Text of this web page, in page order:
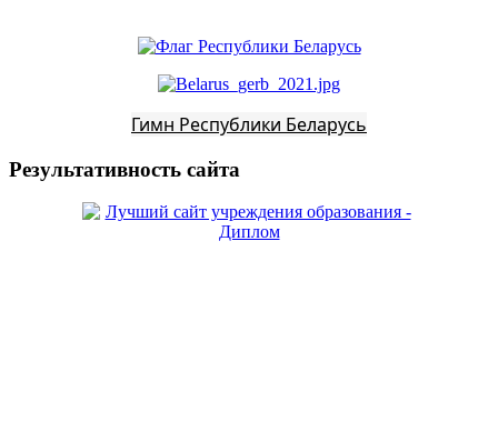
Гимн Республики Беларусь
Результативность сайта